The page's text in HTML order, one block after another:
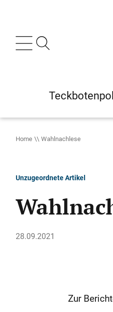
Home Wahlnachlese
Unzugeordnete Artikel
28.09.2021
Zur